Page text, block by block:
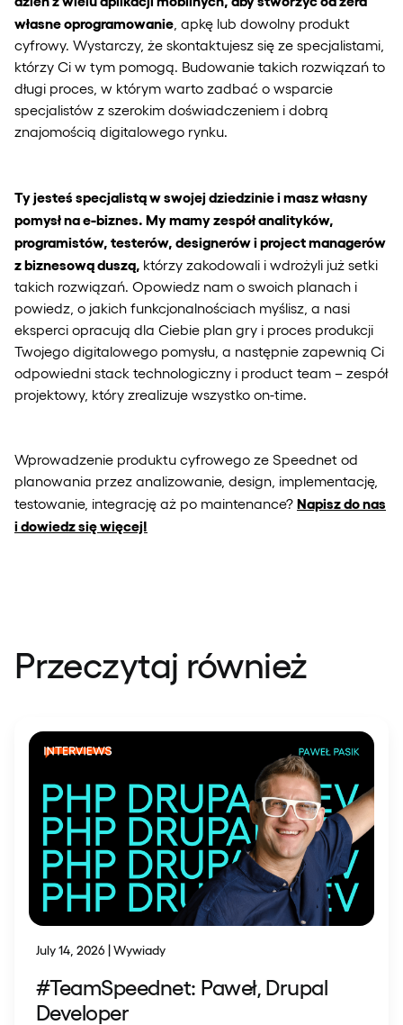
własne oprogramowanie , apkę lub dowolny produkt
cyfrowy. Wystarczy, że skontaktujesz się ze specjalistami,
którzy Ci w tym pomogą. Budowanie takich rozwiązań to
długi proces, w którym warto zadbać o wsparcie
specjalistów z szerokim doświadczeniem i dobrą
znajomością digitalowego rynku.
Ty jesteś specjalistą w swojej dziedzinie i masz własny
pomysł na e-biznes. My mamy zespół analityków,
programistów, testerów, designerów i project managerów
z biznesową duszą, którzy zakodowali i wdrożyli już setki
takich rozwiązań. Opowiedz nam o swoich planach i
powiedz, o jakich funkcjonalnościach myślisz, a nasi
eksperci opracują dla Ciebie plan gry i proces produkcji
Twojego digitalowego pomysłu, a następnie zapewnią Ci
odpowiedni stack technologiczny i product team – zespół
projektowy, który zrealizuje wszystko on-time.
Wprowadzenie produktu cyfrowego ze Speednet od
planowania przez analizowanie, design, implementację,
testowanie, integrację aż po maintenance? Napisz do nas
i dowiedz się więcej!
Przeczytaj również
July 14, 2026 | Wywiady
#TeamSpeednet: Paweł, Drupal
Developer